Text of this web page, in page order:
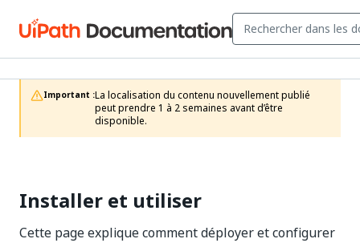
Important :La localisation du contenu nouvellement publié
peut prendre 1 à 2 semaines avant d’être
disponible.
Installer et utiliser
Cette page explique comment déployer et configurer